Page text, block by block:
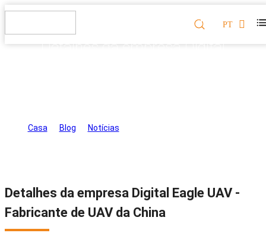
PT
Casa Blog Notícias
Detalhes da empresa Digital Eagle UAV -
Fabricante de UAV da China